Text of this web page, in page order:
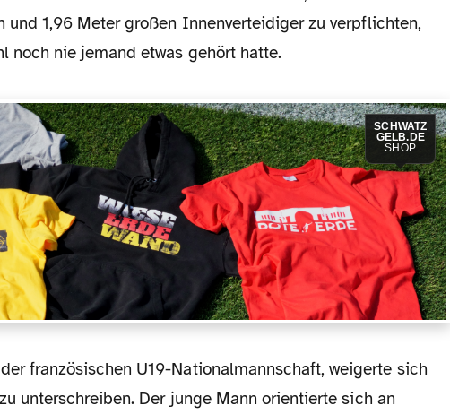
und 1,96 Meter großen Innenverteidiger zu verpflichten,
noch nie jemand etwas gehört hatte.
SCHWATZ
GELB.DE
SHOP
unterschreiben. Der junge Mann orientierte sich an